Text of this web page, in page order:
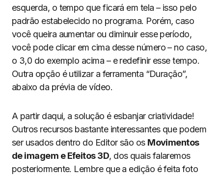
esquerda, o tempo que ficará em tela – isso pelo
padrão estabelecido no programa. Porém, caso
você queira aumentar ou diminuir esse período,
você pode clicar em cima desse número – no caso,
o 3,0 do exemplo acima – e redefinir esse tempo.
Outra opção é utilizar a ferramenta “Duração”,
abaixo da prévia de vídeo.
A partir daqui, a solução é esbanjar criatividade!
Outros recursos bastante interessantes que podem
ser usados dentro do Editor são os Movimentos
de imagem e Efeitos 3D, dos quais falaremos
posteriormente. Lembre que a edição é feita foto